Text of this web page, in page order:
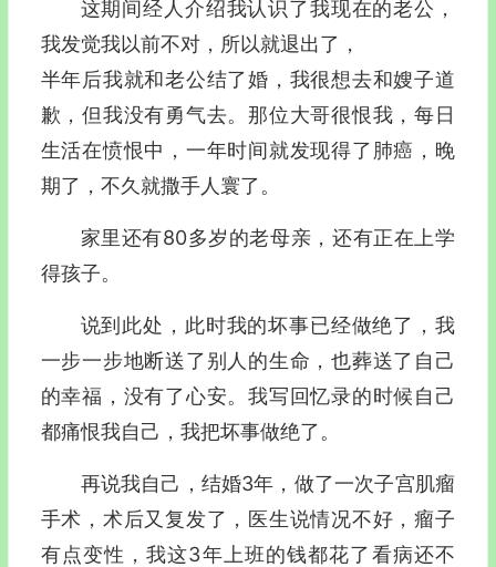
这期间经人介绍我认识了我现在的老公，
我发觉我以前不对，所以就退出了，
半年后我就和老公结了婚，我很想去和嫂子道
歉，但我没有勇气去。那位大哥很恨我，每日
生活在愤恨中，一年时间就发现得了肺癌，晚
期了，不久就撒手人寰了。
家里还有80多岁的老母亲，还有正在上学
得孩子。
说到此处，此时我的坏事已经做绝了，我
一步一步地断送了别人的生命，也葬送了自己
的幸福，没有了心安。我写回忆录的时候自己
都痛恨我自己，我把坏事做绝了。
再说我自己，结婚3年，做了一次子宫肌瘤
手术，术后又复发了，医生说情况不好，瘤子
有点变性，我这3年上班的钱都花了看病还不